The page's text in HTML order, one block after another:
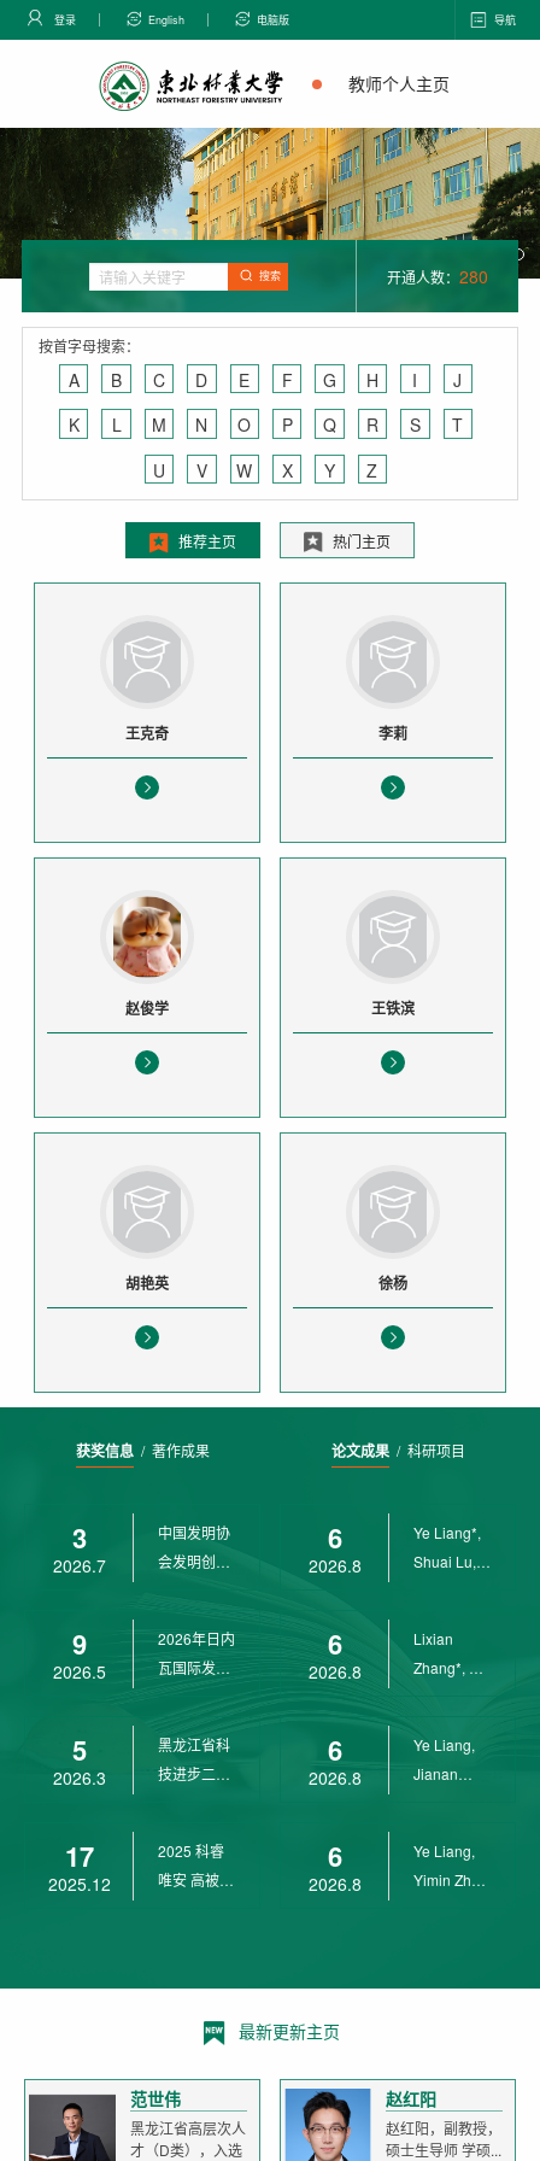
登录 English 电脑版 导航
教师个人主页
搜索 开通人数： 280
按首字母搜索：
A B C D E F G H I
J
K
L M N O P Q R S
T
U
V W X Y Z
推荐主页 热门主页
王克奇 李莉
赵俊学 王铁滨
胡艳英 徐杨
获奖信息/ 著作成果
3
2026.7
中国发明协
会发明创业
9
2026.5
2026年日内
瓦国际发明
5
2026.3
黑龙江省科
技进步二等
17
2025.12
2025 科睿
唯安 高被引
论文成果/ 科研项目
6
2026.8
Ye Liang*,
Shuai Lu,
6
2026.8
Lixian
Zhang*, Ye
6
2026.8
Ye Liang,
Jianan
6
2026.8
Ye Liang,
Yimin Zhu,
最新更新主页
范世伟
黑龙江省高层次人
才（D类），入选
赵红阳
赵红阳，副教授，
硕士生导师 学硕...